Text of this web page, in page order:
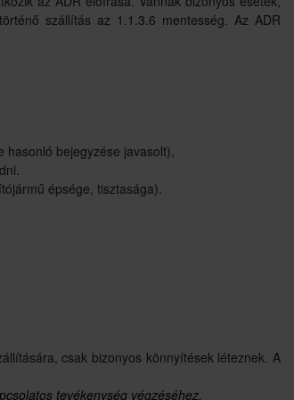
történő szállítás az 1.1.3.6 mentesség. Az ADR
bejegyzése javasolt),
épsége, tisztasága).
csak bizonyos könnyítések léteznek. A
tevékenység végzéséhez.